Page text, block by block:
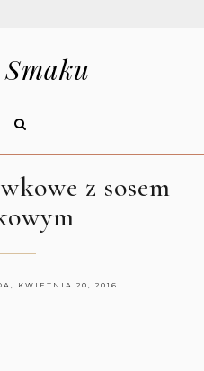
z sosem
KWIETNIA 20, 2016